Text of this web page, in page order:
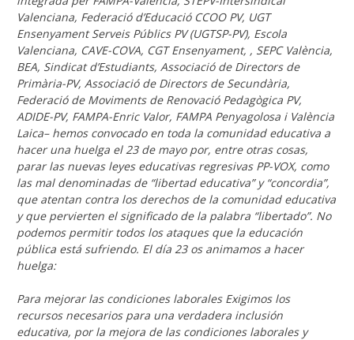
Valenciana, Federació d’Educació CCOO PV, UGT
Ensenyament Serveis Públics PV (UGTSP-PV), Escola
Valenciana, CAVE-COVA, CGT Ensenyament, , SEPC València,
BEA, Sindicat d’Estudiants, Associació de Directors de
Primària-PV, Associació de Directors de Secundària,
Federació de Moviments de Renovació Pedagògica PV,
ADIDE-PV, FAMPA-Enric Valor, FAMPA Penyagolosa i València
Laica– hemos convocado en toda la comunidad educativa a
hacer una huelga el 23 de mayo por, entre otras cosas,
parar las nuevas leyes educativas regresivas PP-VOX, como
las mal denominadas de “libertad educativa” y “concordia”,
que atentan contra los derechos de la comunidad educativa
y que pervierten el significado de la palabra “libertado”. No
podemos permitir todos los ataques que la educación
pública está sufriendo. El día 23 os animamos a hacer
huelga:
Para mejorar las condiciones laborales Exigimos los
recursos necesarios para una verdadera inclusión
educativa, por la mejora de las condiciones laborales y